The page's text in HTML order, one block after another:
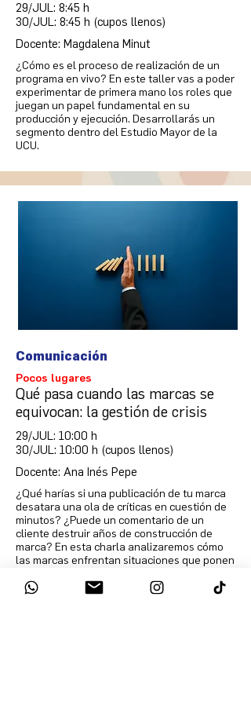
29/JUL: 8:45 h
30/JUL: 8:45 h (cupos llenos)
Docente: Magdalena Minut
¿Cómo es el proceso de realización de un
programa en vivo? En este taller vas a poder
experimentar de primera mano los roles que
juegan un papel fundamental en su
producción y ejecución. Desarrollarás un
segmento dentro del Estudio Mayor de la
UCU.
Comunicación
Pocos lugares
Qué pasa cuando las marcas se
equivocan: la gestión de crisis
29/JUL: 10:00 h
30/JUL: 10:00 h (cupos llenos)
Docente: Ana Inés Pepe
¿Qué harías si una publicación de tu marca
desatara una ola de críticas en cuestión de
minutos? ¿Puede un comentario de un
cliente destruir años de construcción de
marca? En esta charla analizaremos cómo
las marcas enfrentan situaciones que ponen
reales, conoceremos los errores más